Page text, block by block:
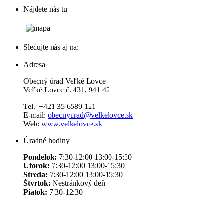
Nájdete nás tu
Sledujte nás aj na:
Adresa
Obecný úrad Veľké Lovce
Veľké Lovce č. 431, 941 42
Tel.: +421 35 6589 121
E-mail: obecnyurad@velkelovce.sk
Web: www.velkelovce.sk
Úradné hodiny
Pondelok: 7:30-12:00 13:00-15:30
Utorok: 7:30-12:00 13:00-15:30
Streda: 7:30-12:00 13:00-15:30
Štvrtok: Nestránkový deň
Piatok: 7:30-12:30